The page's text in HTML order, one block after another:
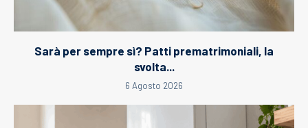
Sarà per sempre sì? Patti prematrimoniali, la
svolta...
6 Agosto 2026